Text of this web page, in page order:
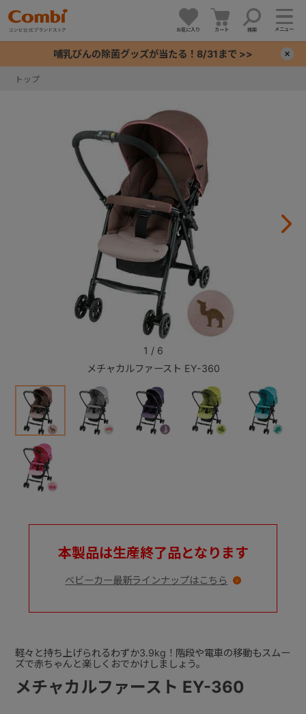
お気に入り カート 検索 メニュー
哺乳びんの除菌グッズが当たる！8/31まで >>
トップ
メチャカルファースト EY-360
1 / 6
メチャカルファースト EY-360
軽々と持ち上げられるわずか3.9kg！階段や電車の移動もスムー
ズで赤ちゃんと楽しくおでかけしましょう。
本製品は生産終了品となります
ベビーカー最新ラインナップはこちら